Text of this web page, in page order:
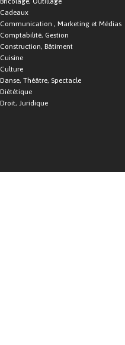
Cadeaux
Communication , Marketing et Médias
Comptabilité, Gestion
Construction, Bâtiment
Cuisine
Culture
Danse, Théâtre, Spectacle
Diététique
Droit, Juridique